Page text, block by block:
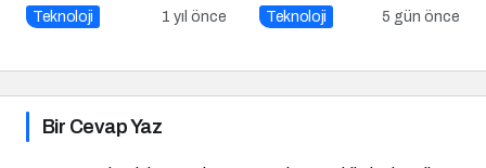
Operasyonu Uyarısı
Teknoloji 1 yıl önce Güvenli?
Teknoloji 5 gün önce
Bir Cevap Yaz